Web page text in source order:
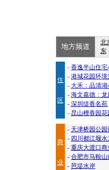
地方频道
北
东
住
区
- 香逸半山住
- 港城花园环境
- 大禾：品清湖
- 海文嘉德：龙
- 深圳缇香名苑
- 昆山檀香园
商
业
- 天津桥园公园
- 四川都江堰
- 重庆大渡口
- 合肥市马鞍
- 芭堤水岸